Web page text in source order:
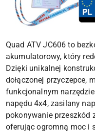
Quad ATV JC606 to
akumulatorowy, który
Dzięki unikalnej
dołączonej przyczepce,
funkcjonalnym
napędu 4x4, zasilany
pokonywanie przeszkód
oferując ogromną moc i